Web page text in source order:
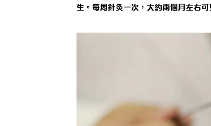
生。每周針灸一次，大約兩個月左右